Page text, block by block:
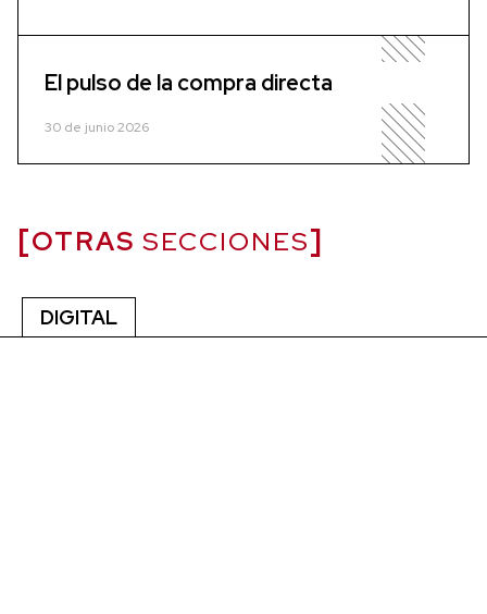
El pulso de la compra directa
30 de junio 2026
OTRAS SECCIONES
DIGITAL